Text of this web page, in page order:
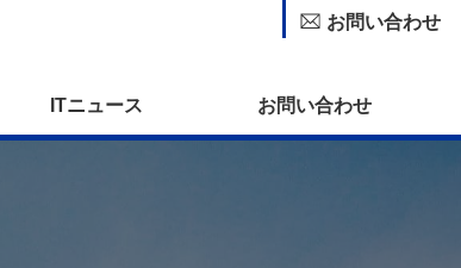
ITニュース お問い合わせ
お問い合わせ